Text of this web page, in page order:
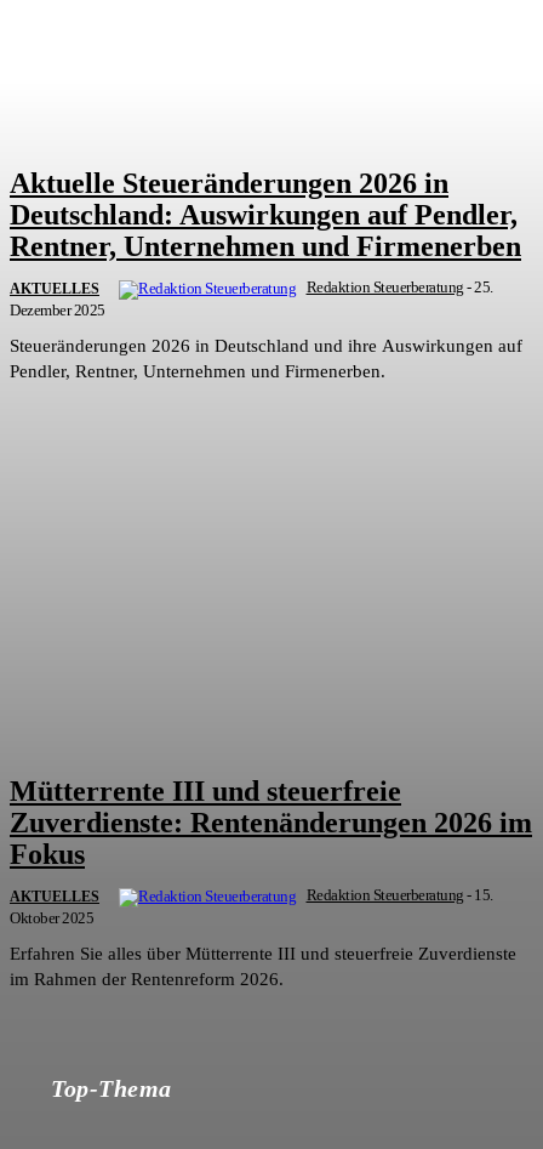
Aktuelle Steueränderungen 2026 in
Deutschland: Auswirkungen auf Pendler,
Rentner, Unternehmen und Firmenerben
AKTUELLES Redaktion Steuerberatung -25.
Dezember 2025
Steueränderungen 2026 in Deutschland und ihre Auswirkungen auf
Pendler, Rentner, Unternehmen und Firmenerben.
Mütterrente III und steuerfreie
Zuverdienste: Rentenänderungen 2026 im
Fokus
AKTUELLES Redaktion Steuerberatung - 15.
Oktober 2025
Erfahren Sie alles über Mütterrente III und steuerfreie Zuverdienste
im Rahmen der Rentenreform 2026.
Top-Thema